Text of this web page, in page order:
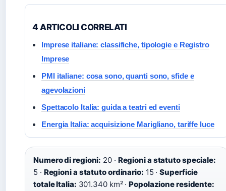
4 ARTICOLI CORRELATI
Imprese italiane: classifiche, tipologie e Registro
Imprese
PMI italiane: cosa sono, quanti sono, sfide e
agevolazioni
Spettacolo Italia: guida a teatri ed eventi
Energia Italia: acquisizione Marigliano, tariffe luce
Numero di regioni: 20 · Regioni a statuto speciale:
5 · Regioni a statuto ordinario: 15 ·Superficie
totale Italia: 301.340 km² ·Popolazione residente: